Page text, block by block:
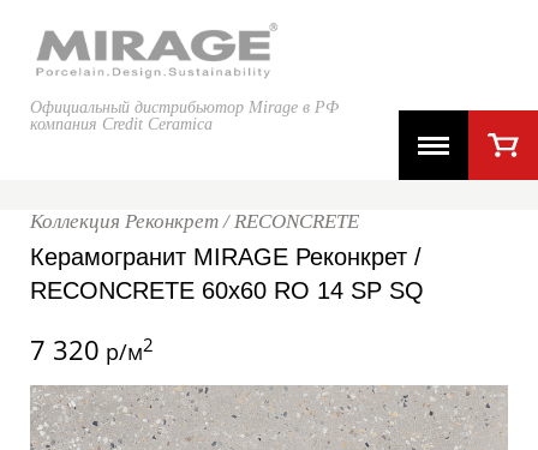
Официальный дистрибьютор Mirage в РФ
компания Credit Ceramica
Коллекция Реконкрет / RECONCRETE
Керамогранит MIRAGE Реконкрет /
RECONCRETE 60x60 RO 14 SP SQ
7 320 р/м2